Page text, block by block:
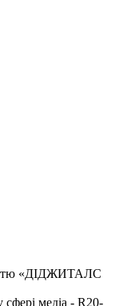
«ДІДЖИТАЛС
сфері медіа - R20-